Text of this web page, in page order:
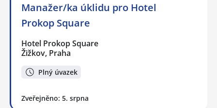
Manažer/ka úklidu pro Hotel
Prokop Square
Hotel Prokop Square
Žižkov, Praha
Plný úvazek
Zveřejněno: 5. srpna